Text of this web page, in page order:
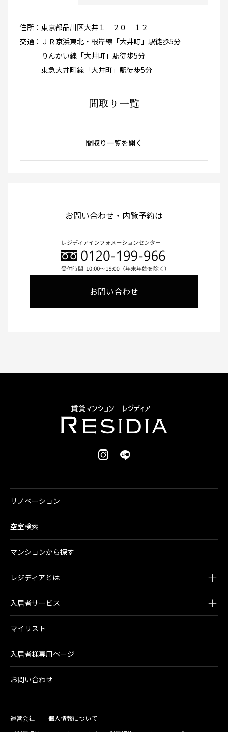
住所： 東京都品川区大井１－２０－１２
交通： ＪＲ京浜東北・根岸線「大井町」駅徒歩5分
りんかい線「大井町」駅徒歩5分
東急大井町線「大井町」駅徒歩5分
間取り一覧
間取り一覧を開く
お問い合わせ・内覧予約は
お問い合わせ
空室検索
マンションから探す
レジディアとは
リノベーション
お問い合わせ
入居者サービス
マイリスト
入居者様専用ページ
運営会社
個人情報について